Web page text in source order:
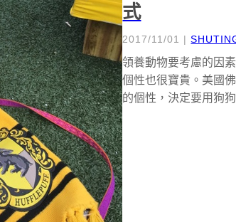
式
2017/11/01 |
領養動物要考慮的因
個性也很寶貴。美國
的個性，決定要用狗